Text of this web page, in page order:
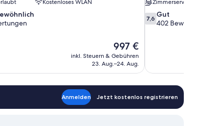
Kostenloses WLAN
Der
Preis
beträgt
997 €
inkl. Steuern & Gebühren
23. Aug.–24. Aug.
Zimmerservice
7.6
von
7,6 Gut
402 Bewertungen
Anmelden Jetzt kostenlos registrieren